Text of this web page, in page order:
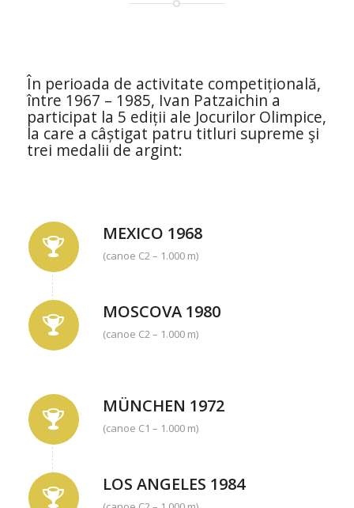
În perioada de activitate competițională,
între 1967 – 1985, Ivan Patzaichin a
participat la 5 ediții ale Jocurilor Olimpice,
la care a câștigat patru titluri supreme şi
trei medalii de argint:
MEXICO 1968
(canoe C2 – 1.000 m)
MOSCOVA 1980
(canoe C2 – 1.000 m)
MÜNCHEN 1972
(canoe C1 – 1.000 m)
LOS ANGELES 1984